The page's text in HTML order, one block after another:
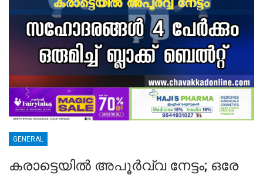
GENERAL
കരാട്ടെയിൽ അപൂർവ്വ നേട്ടം; ഒരേ